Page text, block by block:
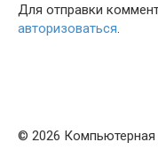
Для отправки
авторизоваться.
© 2026